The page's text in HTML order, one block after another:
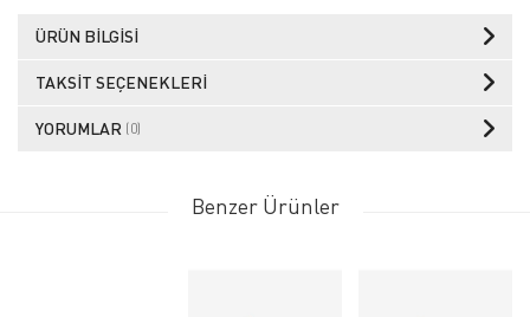
ÜRÜN BILGISI
TAKSIT SEÇENEKLERI
YORUMLAR (0)
Benzer Ürünler